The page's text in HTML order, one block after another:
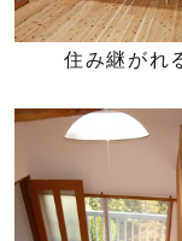
住み継がれ